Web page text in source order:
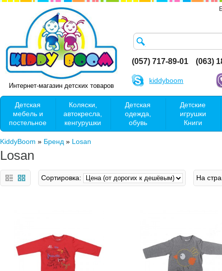
Интернет-магазин детских товаров
(057) 717-89-01 (063)
kiddyboom
Детская
мебель и
постельное
Коляски,
автокресла,
кенгурушки
Детская
одежда,
обувь
Детские
игрушки
Книги
KiddyBoom » Бренд » Losan
Losan
Сортировка: На